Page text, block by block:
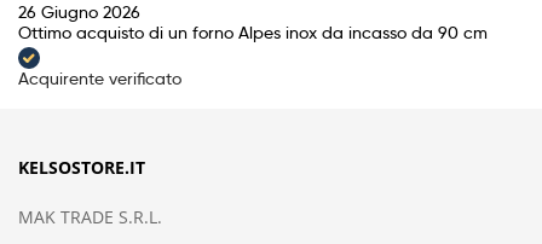
26 Giugno 2026
Ottimo acquisto di un forno Alpes inox da incasso da 90 cm
Acquirente verificato
KELSOSTORE.IT
MAK TRADE S.R.L.